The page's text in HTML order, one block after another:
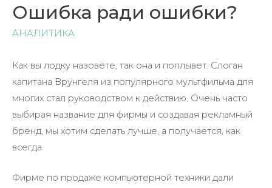
Ошибка ради ошибки?
АНАЛИТИКА
Как вы лодку назовёте, так она и поплывет. Слоган
капитана Врунгеля из популярного мультфильма для
многих стал руководством к действию. Очень часто
выбирая название для фирмы и создавая рекламный
бренд, мы хотим сделать лучше, а получается, как
всегда.
Фирме по продаже компьютерной техники дали